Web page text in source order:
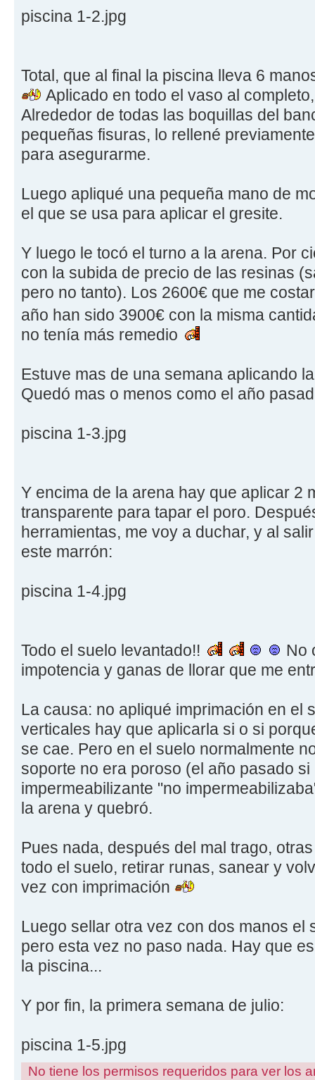
piscina 1-2.jpg
Total, que al final la piscina lleva 6
Aplicado en todo el vaso al
Alrededor de todas las boquillas del
pequeñas fisuras, lo rellené
para asegurarme.
Luego apliqué una pequeña mano de
el que se usa para aplicar el gresite.
Y luego le tocó el turno a la arena. Por
con la subida de precio de las resinas
pero no tanto). Los 2600€ que me
año han sido 3900€ con la misma
no tenía más remedio
Estuve mas de una semana aplicando
Quedó mas o menos como el año
piscina 1-3.jpg
Y encima de la arena hay que aplicar 2
transparente para tapar el poro.
herramientas, me voy a duchar, y al
este marrón:
piscina 1-4.jpg
Todo el suelo levantado!!
No
impotencia y ganas de llorar que me
La causa: no apliqué imprimación en el
verticales hay que aplicarla si o si
se cae. Pero en el suelo normalmente
soporte no era poroso (el año pasado si
impermeabilizante "no
la arena y quebró.
Pues nada, después del mal trago,
todo el suelo, retirar runas, sanear y
vez con imprimación
Luego sellar otra vez con dos manos el
pero esta vez no paso nada. Hay que
la piscina...
Y por fin, la primera semana de julio:
piscina 1-5.jpg
No tiene los permisos requeridos para ver los